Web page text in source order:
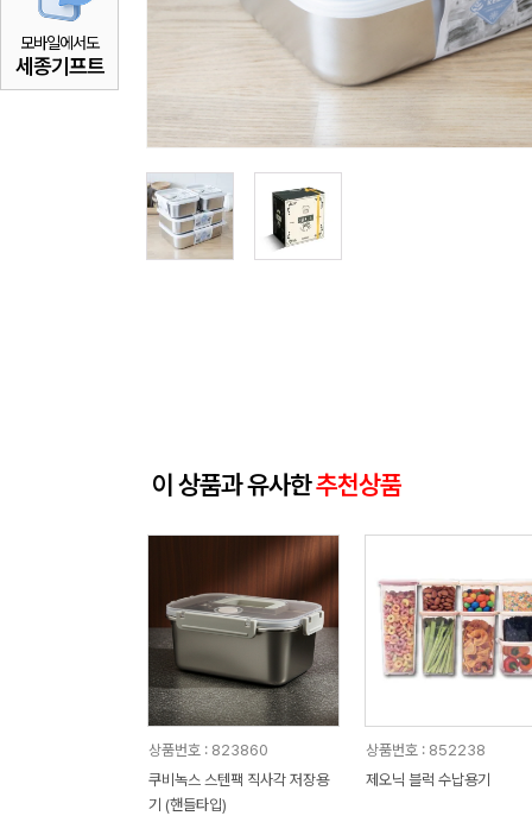
모바일에서도
세종기프트
이 상품과 유사한추천상품
상품번호 : 823860
쿠비녹스 스텐팩 직사각 저장용
기 (핸들타입)
상품번호 : 852238
제오닉 블럭 수납용기